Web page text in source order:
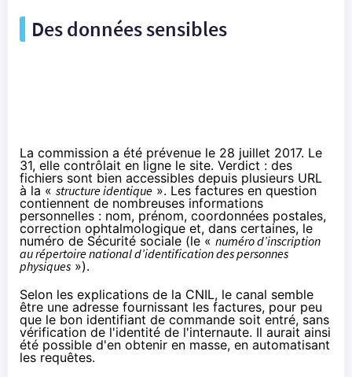
Des données sensibles
La commission a été prévenue le 28 juillet 2017. Le
31, elle contrôlait en ligne le site. Verdict : des
fichiers sont bien accessibles depuis plusieurs URL
à la « structure identique ». Les factures en question
contiennent de nombreuses informations
personnelles : nom, prénom, coordonnées postales,
correction ophtalmologique et, dans certaines, le
numéro de Sécurité sociale (le « numéro d’inscription
au répertoire national d’identification des personnes
physiques »).
Selon les explications de la CNIL, le canal semble
être une adresse fournissant les factures, pour peu
que le bon identifiant de commande soit entré, sans
vérification de l'identité de l'internaute. Il aurait ainsi
été possible d'en obtenir en masse, en automatisant
les requêtes.